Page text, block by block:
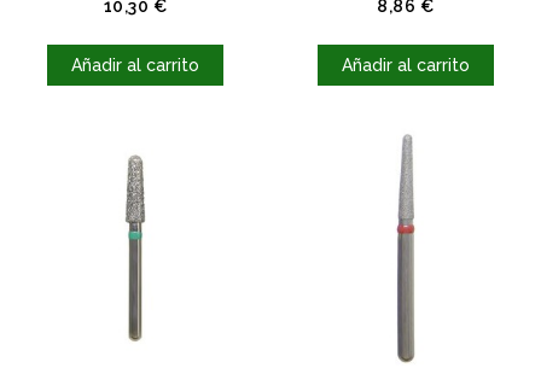
10,30 €Precio
Añadir al carrito
8,86 €Precio
Añadir al carrito